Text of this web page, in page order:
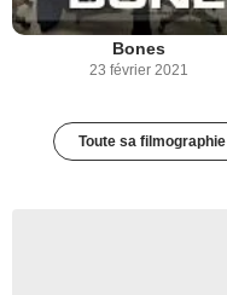
Bones
23 février 2021
Toute sa filmographie